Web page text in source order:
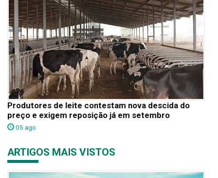
Produtores de leite contestam nova descida do
preço e exigem reposição já em setembro
05 ago
ARTIGOS MAIS VISTOS